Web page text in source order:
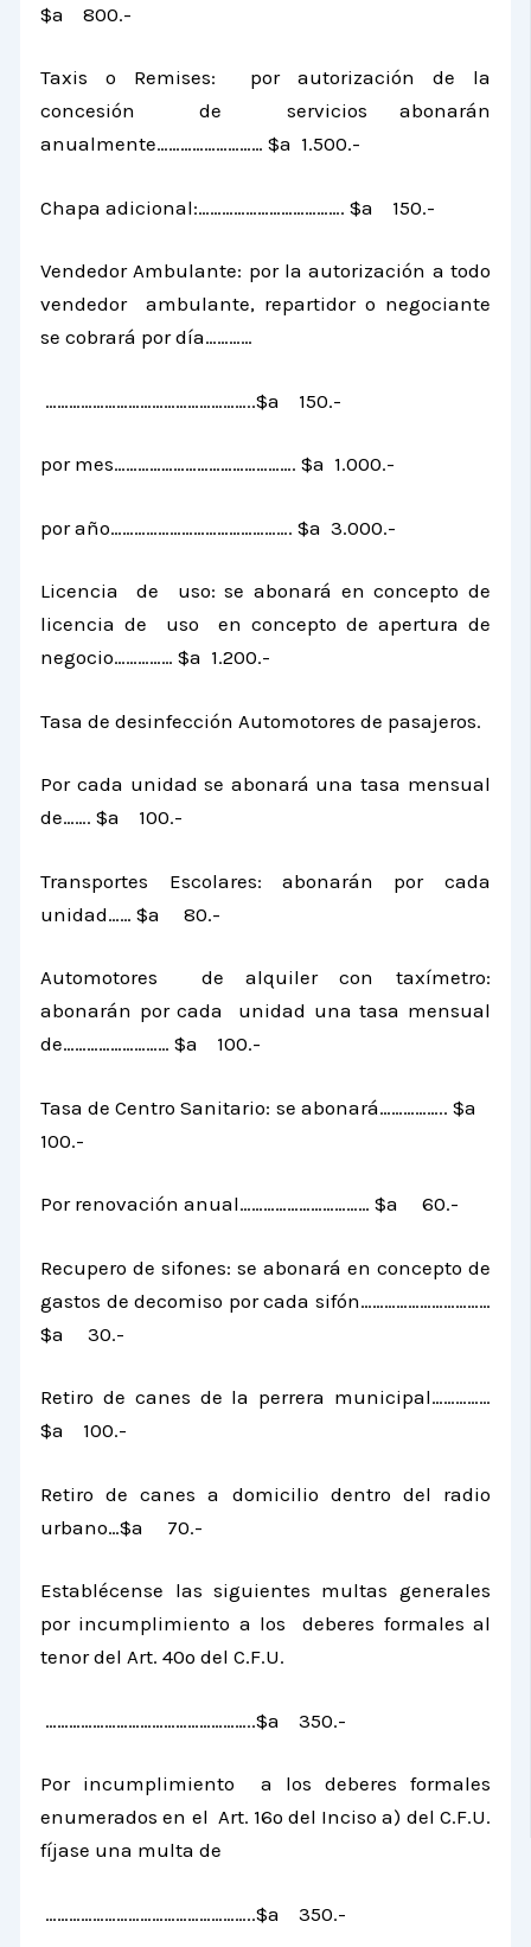
$a 800.-
Taxis o Remises: por autorización de la
concesión de servicios abonarán
anualmente……………………… $a 1.500.-
Chapa adicional:………………………………. $a 150.-
Vendedor Ambulante: por la autorización a todo
vendedor ambulante, repartidor o negociante
se cobrará por día…………
……………………………………………..$a 150.-
por mes………………………………………. $a 1.000.-
por año………………………………………. $a 3.000.-
Licencia de uso: se abonará en concepto de
licencia de uso en concepto de apertura de
negocio…………… $a 1.200.-
Tasa de desinfección Automotores de pasajeros.
Por cada unidad se abonará una tasa mensual
de……. $a 100.-
Transportes Escolares: abonarán por cada
unidad…… $a 80.-
Automotores de alquiler con taxímetro:
abonarán por cada unidad una tasa mensual
de……………………… $a 100.-
Tasa de Centro Sanitario: se abonará…………….. $a
100.-
Por renovación anual…………………………… $a 60.-
Recupero de sifones: se abonará en concepto de
gastos de decomiso por cada sifón……………………………
$a 30.-
Retiro de canes de la perrera municipal……………
$a 100.-
Retiro de canes a domicilio dentro del radio
urbano…$a 70.-
Establécense las siguientes multas generales
por incumplimiento a los deberes formales al
tenor del Art. 40º del C.F.U.
……………………………………………..$a 350.-
Por incumplimiento a los deberes formales
enumerados en el Art. 16º del Inciso a) del C.F.U.
fíjase una multa de
……………………………………………..$a 350.-